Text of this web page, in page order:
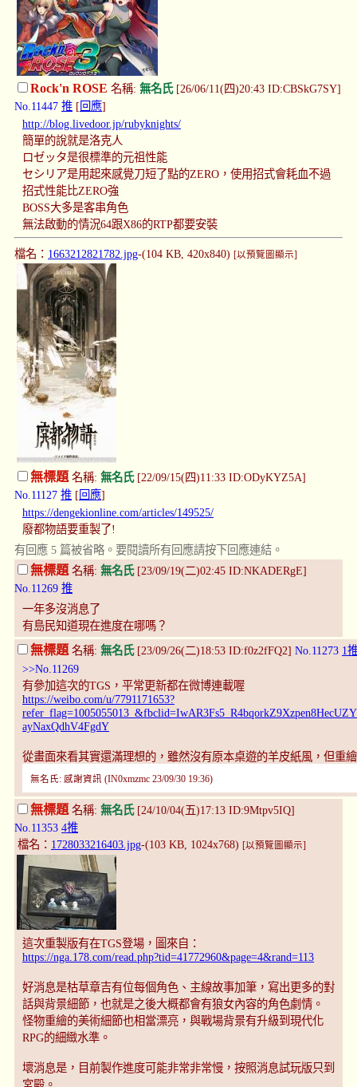
Rock'n ROSE 名稱: 無名氏[26/06/11(四)20:43 ID:CBSkG7SY]
No.11447 推 [ 回應]
http://blog.livedoor.jp/rubyknights/
簡單的說就是洛克人
ロゼッタ是很標準的元祖性能
セシリア是用起來感覺刀短了點的ZERO，使用招式會耗血不過
招式性能比ZERO強
BOSS大多是客串角色
無法啟動的情況64跟X86的RTP都要安裝
檔名： 1663212821782.jpg-(104 KB, 420x840) [以預覽圖顯示]
無標題名稱: 無名氏[22/09/15(四)11:33 ID:ODyKYZ5A]
No.11127 推 [回應]
https://dengekionline.com/articles/149525/
廢都物語要重製了!
有回應 5 篇被省略。要閱讀所有回應請按下回應連結。
無標題 名稱: 無名氏[23/09/19(二)02:45 ID:NKADERgE]
No.11269 推
一年多沒消息了
有島民知道現在進度在哪嗎？
無標題 名稱: 無名氏[23/09/26(二)18:53 ID:f0z2fFQ2] No.11273 1
>>No.11269
有參加這次的TGS，平常更新都在微博連載喔
https://weibo.com/u/7791171653?
ayNaxQdhV4FgdY
從畫面來看其實還滿理想的，雖然沒有原本桌遊的羊皮紙風，但重
無名氏: 感謝資訊 (IN0xmzmc 23/09/30 19:36)
無標題名稱: 無名氏[24/10/04(五)17:13 ID:9Mtpv5IQ]
No.11353 4推
檔名： 1728033216403.jpg-(103 KB, 1024x768) [以預覽圖顯示]
這次重製版有在TGS登場，圖來自：
https://nga.178.com/read.php?tid=41772960&page=4&rand=113
好消息是枯草章吉有位每個角色、主線故事加筆，寫出更多的對
話與背景細節，也就是之後大概都會有狼女內容的角色劇情。
怪物重繪的美術細節也相當漂亮，與戰場背景有升級到現代化
RPG的細緻水準。
壞消息是，目前製作進度可能非常非常慢，按照消息試玩版只到
宮殿。